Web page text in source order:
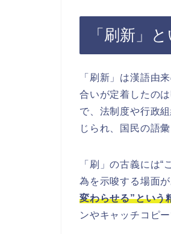
「刷新」
「刷新」は漢語由
合いが定着したの
で、法制度や行政
じられ、国民の語
「刷」の古義には
為を示唆する場面が
変わらせる”という
ンやキャッチコピ